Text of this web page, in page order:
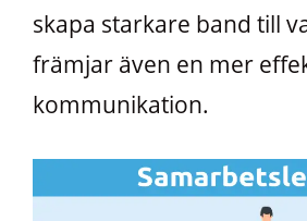
skapa starkare band till
främjar även en mer
kommunikation.